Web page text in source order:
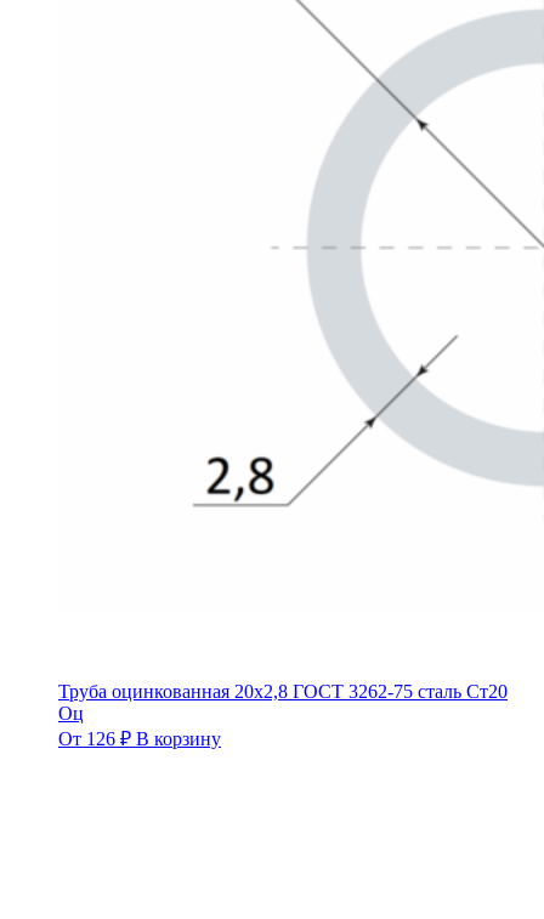
Труба оцинкованная 20х2,8 ГОСТ 3262-75 сталь Ст20
Оц
От 126 ₽ В корзину